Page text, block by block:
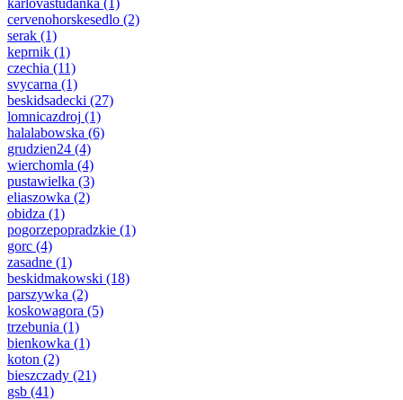
karlovastudanka (1)
cervenohorskesedlo (2)
serak (1)
keprnik (1)
czechia (11)
svycarna (1)
beskidsadecki (27)
lomnicazdroj (1)
halalabowska (6)
grudzien24 (4)
wierchomla (4)
pustawielka (3)
eliaszowka (2)
obidza (1)
pogorzepopradzkie (1)
gorc (4)
zasadne (1)
beskidmakowski (18)
parszywka (2)
koskowagora (5)
trzebunia (1)
bienkowka (1)
koton (2)
bieszczady (21)
gsb (41)